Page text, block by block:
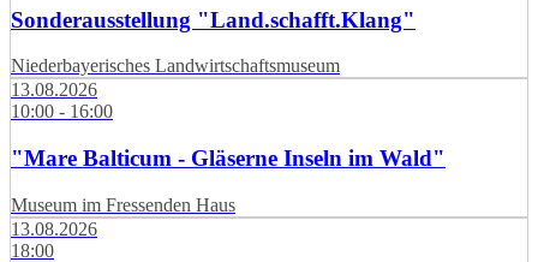
Sonderausstellung "Land.schafft.Klang"
Niederbayerisches Landwirtschaftsmuseum
13.08.2026
10:00 - 16:00
"Mare Balticum - Gläserne Inseln im Wald"
Museum im Fressenden Haus
13.08.2026
18:00